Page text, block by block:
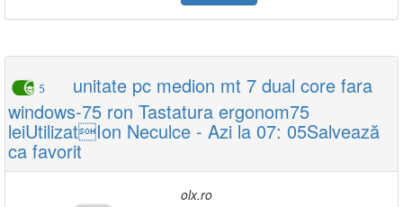
5
unitate pc medion mt 7 dual core fara
windows-75 ron Tastatura ergonom75
leiUtilizatIon Neculce - Azi la 07: 05Salvează
ca favorit
olx.ro